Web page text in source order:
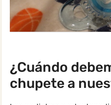
¿Cuándo
chupete a